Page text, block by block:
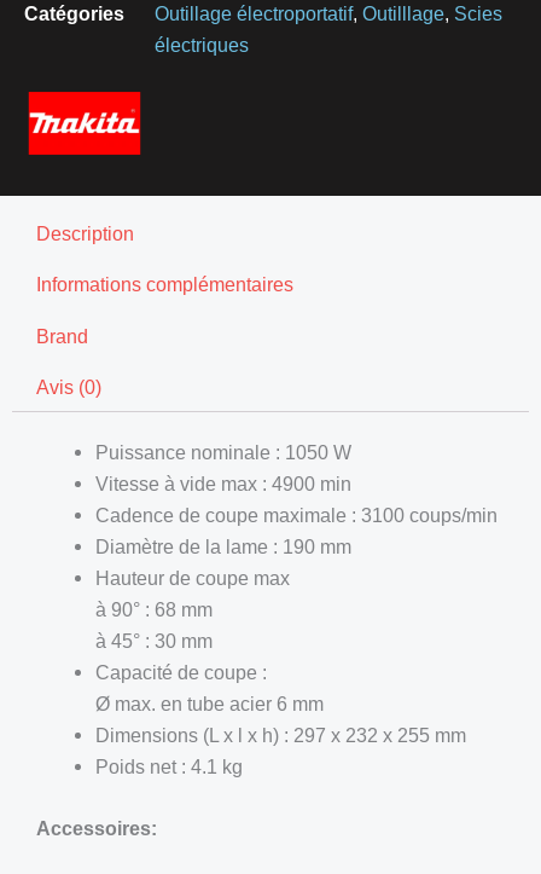
Catégories
Outillage électroportatif, Outilllage Scies
électriques
Description
Informations complémentaires
Brand
Avis (0)
Puissance nominale : 1050 W
Vitesse à vide max : 4900 min
Cadence de coupe maximale : 3100 coups/min
Diamètre de la lame : 190 mm
Hauteur de coupe max
à 90° : 68 mm
à 45° : 30 mm
Capacité de coupe :
Ø max. en tube acier 6 mm
Dimensions (L x l x h) : 297 x 232 x 255 mm
Poids net : 4.1 kg
Accessoires: